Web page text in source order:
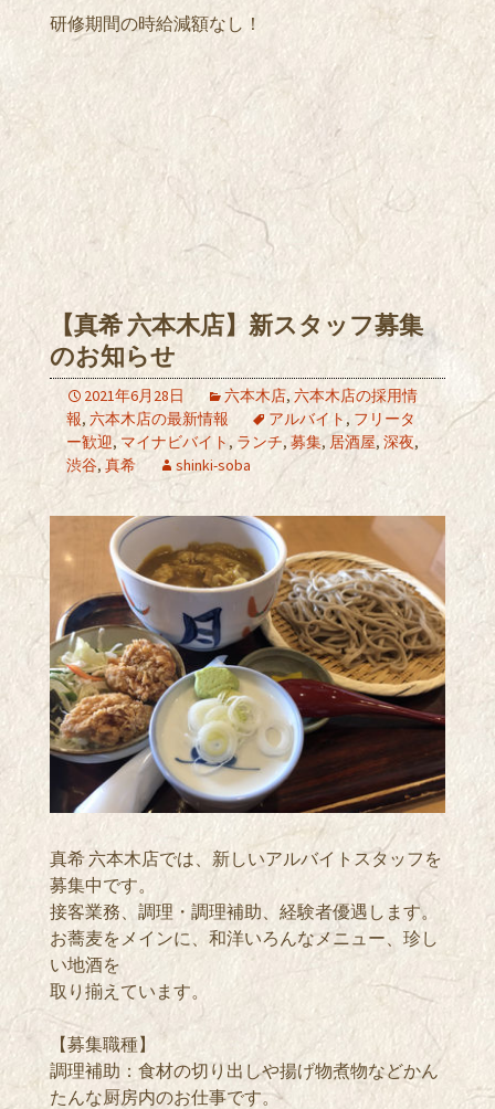
研修期間の時給減額なし！
【真希 六本木店】新スタッフ募集
のお知らせ
2021年6月28日 六本木店, 六本木店の採用情
報, 六本木店の最新情報 アルバイト , フリータ
ー歓迎, マイナビバイト, ランチ, 募集, 居酒屋, 深夜,
渋谷, 真希 shinki-soba
真希 六本木店では、新しいアルバイトスタッフを
募集中です。
接客業務、調理・調理補助、経験者優遇します。
お蕎麦をメインに、和洋いろんなメニュー、珍し
い地酒を
取り揃えています。
【募集職種】
調理補助：食材の切り出しや揚げ物煮物などかん
たんな厨房内のお仕事です。